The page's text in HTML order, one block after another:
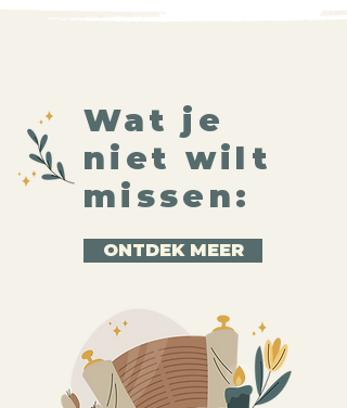
Wat je
niet wilt
missen:
ONTDEK MEER